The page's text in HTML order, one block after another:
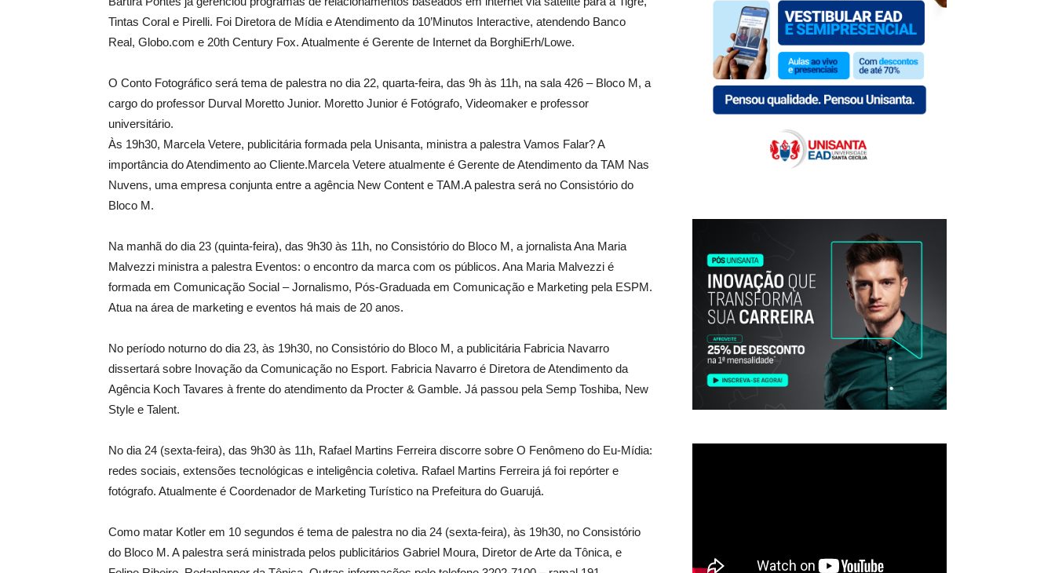
Tintas Coral e Pirelli. Foi Diretora de Mídia e Atendimento da 10’Minutos Interactive, atendendo Banco
Real, Globo.com e 20th Century Fox. Atualmente é Gerente de Internet da BorghiErh/Lowe.
O Conto Fotográfico será tema de palestra no dia 22, quarta-feira, das 9h às 11h, na sala 426 – Bloco M, a
cargo do professor Durval Moretto Junior. Moretto Junior é Fotógrafo, Videomaker e professor
universitário.
Às 19h30, Marcela Vetere, publicitária formada pela Unisanta, ministra a palestra Vamos Falar? A
importância do Atendimento ao Cliente.Marcela Vetere atualmente é Gerente de Atendimento da TAM Nas
Nuvens, uma empresa conjunta entre a agência New Content e TAM.A palestra será no Consistório do
Bloco M.
Na manhã do dia 23 (quinta-feira), das 9h30 às 11h, no Consistório do Bloco M, a jornalista Ana Maria
Malvezzi ministra a palestra Eventos: o encontro da marca com os públicos. Ana Maria Malvezzi é
formada em Comunicação Social – Jornalismo, Pós-Graduada em Comunicação e Marketing pela ESPM.
Atua na área de marketing e eventos há mais de 20 anos.
No período noturno do dia 23, às 19h30, no Consistório do Bloco M, a publicitária Fabricia Navarro
dissertará sobre Inovação da Comunicação no Esport. Fabricia Navarro é Diretora de Atendimento da
Agência Koch Tavares à frente do atendimento da Procter & Gamble. Já passou pela Semp Toshiba, New
Style e Talent.
No dia 24 (sexta-feira), das 9h30 às 11h, Rafael Martins Ferreira discorre sobre O Fenômeno do Eu-Mídia:
redes sociais, extensões tecnológicas e inteligência coletiva. Rafael Martins Ferreira já foi repórter e
fotógrafo. Atualmente é Coordenador de Marketing Turístico na Prefeitura do Guarujá.
Como matar Kotler em 10 segundos é tema de palestra no dia 24 (sexta-feira), às 19h30, no Consistório
do Bloco M. A palestra será ministrada pelos publicitários Gabriel Moura, Diretor de Arte da Tônica, e